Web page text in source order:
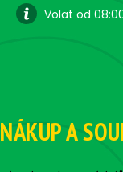
Volat od
NÁKUP A